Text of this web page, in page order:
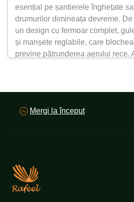
esențial pe șantierele înghețate
drumurilor dimineața devreme.
un design cu fermoar complet,
și manșete reglabile, care
previne pătrunderea aerului rece.
În al doilea rând, vesta
panouri fluorescente strălucitoare
portocaliu) pe față, spate și
benzi reflexive largi și durabile.
Mergi la început